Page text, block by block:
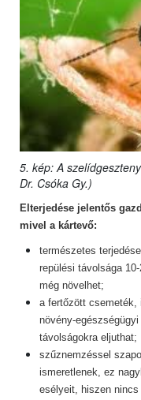
5. kép: A
Dr. Csóka Gy.)
Elterjedése jelentős
mivel a kártevő:
természetes
repülési távolsága
még növelhet;
a fertőzött csemeték,
növény-
távolságokra eljuthat;
szűznemzéssel
ismeretlenek, ez
esélyeit, hiszen